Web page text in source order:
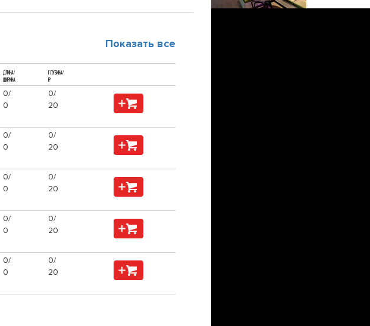
Показать все
ДЛИНА/
ШИРИНА
ГЛУБИНА/
IP
0/
0
0/
20
0/
0
0/
20
0/
0
0/
20
0/
0
0/
20
0/
0
0/
20